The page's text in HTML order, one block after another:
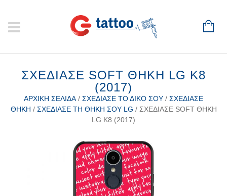
ΣΧΕΔΊΑΣΕ SOFT ΘΉΚΗ LG K8
(2017)
ΑΡΧΙΚΉ ΣΕΛΊΔΑ / ΣΧΕΔΊΑΣΕ ΤΟ ΔΙΚΌ ΣΟΥ / ΣΧΕΔΊΑΣΕ
ΘΉΚΗ / ΣΧΕΔΊΑΣΕ ΤΗ ΘΉΚΗ ΣΟΥ LG / ΣΧΕΔΊΑΣΕ SOFT ΘΉΚΗ
LG K8 (2017)